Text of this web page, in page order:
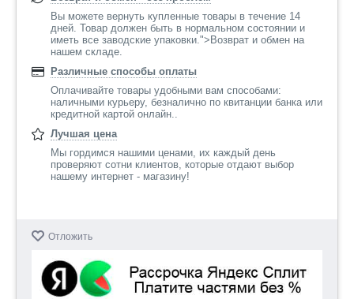
Вы можете вернуть купленные товары в течение 14
дней. Товар должен быть в нормальном состоянии и
иметь все заводские упаковки.">Возврат и обмен на
нашем складе.
Различные способы оплаты
Оплачивайте товары удобными вам способами:
наличными курьеру, безналично по квитанции банка или
кредитной картой онлайн..
Лучшая цена
Мы гордимся нашими ценами, их каждый день
проверяют сотни клиентов, которые отдают выбор
нашему интернет - магазину!
Отложить